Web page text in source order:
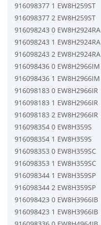
916098377 1 EW8H259ST
916098377 2 EW8H259ST
916098243 0 EW8H2924RA
916098243 1 EW8H2924RA
916098243 2 EW8H2924RA
916098436 0 EW8H2966IM
916098436 1 EW8H2966IM
916098183 0 EW8H2966IR
916098183 1 EW8H2966IR
916098183 2 EW8H2966IR
916098354 0 EW8H359S
916098354 1 EW8H359S
916098353 0 EW8H359SC
916098353 1 EW8H359SC
916098344 1 EW8H359SP
916098344 2 EW8H359SP
916098423 0 EW8H3966IB
916098423 1 EW8H3966IB